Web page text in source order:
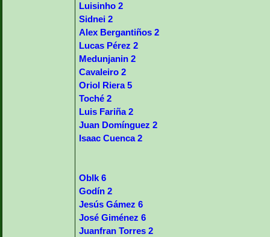
Luisinho 2
Sidnei 2
Alex Bergantiños 2
Lucas Pérez 2
Medunjanin 2
Cavaleiro 2
Oriol Riera 5
Toché 2
Luis Fariña 2
Juan Domínguez 2
Isaac Cuenca 2
Oblk 6
Godín 2
Jesús Gámez 6
José Giménez 6
Juanfran Torres 2